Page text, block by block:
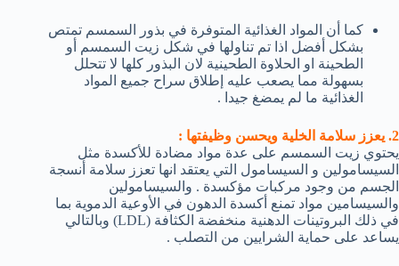
كما أن المواد الغذائية المتوفرة في بذور السمسم تمتص
بشكل أفضل اذا تم تناولها في شكل زيت السمسم أو
الطحينة او الحلاوة الطحينية لان البذور كلها لا تتحلل
بسهولة مما يصعب عليه إطلاق سراح جميع المواد
الغذائية ما لم يمضغ جيدا .
2. يعزز سلامة الخلية ويحسن وظيفتها :
يحتوي زيت السمسم على عدة مواد مضادة للأكسدة مثل
السيسامولين و السيسامول التي يعتقد انها تعزز سلامة أنسجة
الجسم من وجود مركبات مؤكسدة . والسيسامولين
والسيسامين مواد تمنع أكسدة الدهون في الأوعية الدموية بما
في ذلك البروتينات الدهنية منخفضة الكثافة (LDL) وبالتالي
يساعد على حماية الشرايين من التصلب .